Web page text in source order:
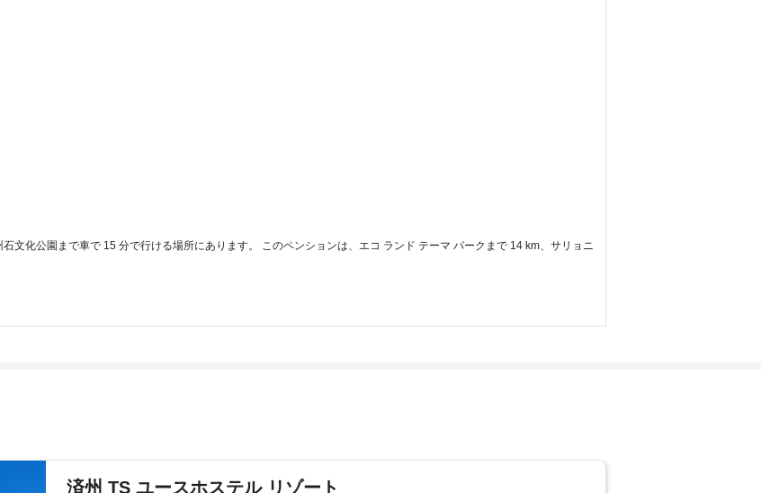
文化公園まで車で 15 分で行ける場所にあります。 このペンションは、エコ ランド テーマ パークまで 14 km、サリョニ
済州 TS ユースホステル リゾート